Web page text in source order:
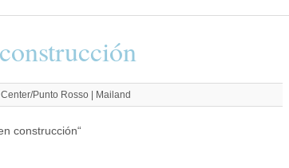
Center/Punto Rosso | Mailand
construcción“